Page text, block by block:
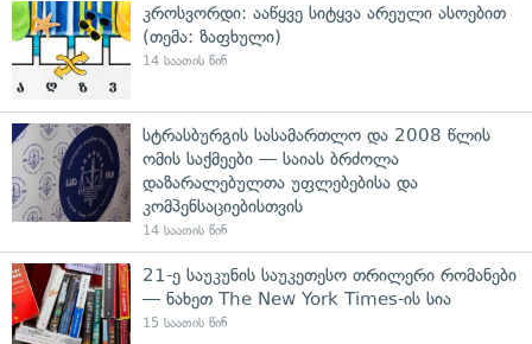
კროსვორდი: ააწყვე სიტყვა არეული ასოებით
(თემა: ზაფხული)
14 საათის წინ
სტრასბურგის სასამართლო და 2008 წლის
ომის საქმეები — საიას ბრძოლა
დაზარალებულთა უფლებებისა და
კომპენსაციებისთვის
14 საათის წინ
21-ე საუკუნის საუკეთესო თრილერი რომანები
— ნახეთ The New York Times-ის სია
15 საათის წინ